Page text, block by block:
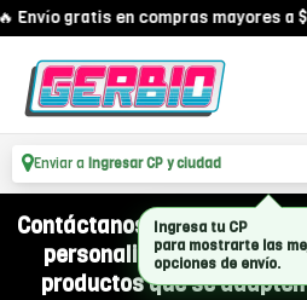
Envío gratis en compras mayores a
Enviar a Ingresar CP y ciudad
Contáctanos por WhatsApp
personalizado para
productos que se
Ingresa tu CP
para mostrarte las
opciones de envío.